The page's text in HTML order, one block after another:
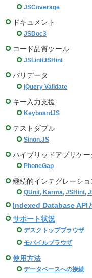
JSCoverage
ドキュメント
JSDoc3
コード品質ツール
JSLint/JSHint
バリデータ
jQuery Validate
キー入力支援
KeyboardJS
テストダブル
Sinon.JS
ハイブリッドアプリケー
PhoneGap
継続的インテグレーショ
QUnit, Karma, JSHint,
Indexed Database API
サポート状況
デスクトップブラウザ
モバイルブラウザ
使用方法
データベースへの接続